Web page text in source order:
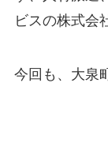
ビスの株式会
今回も、大泉